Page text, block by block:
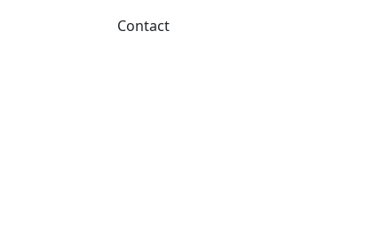
Contact